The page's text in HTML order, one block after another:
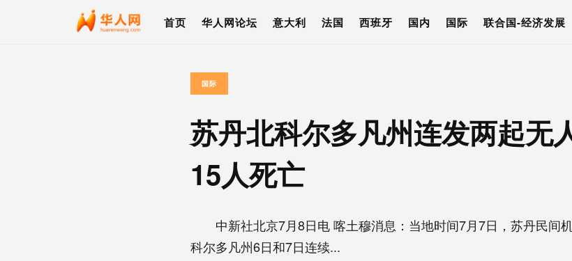
首页 华人网论坛 意大利 法国 西班牙 国内 国际 联合国-经济发展
国际
苏丹北科尔多凡州连发两起无
15人死亡
中新社北京7月8日电 喀土穆消息：当地时间7月7日，苏丹民间机
科尔多凡州6日和7日连续...